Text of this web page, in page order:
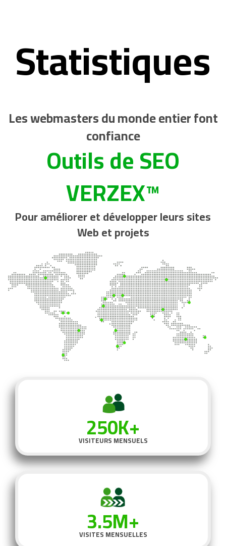
Statistiques
Les webmasters du monde entier font
confiance
Outils de SEO
VERZEX™
Pour améliorer et développer leurs sites
Web et projets
250K+
VISITEURS MENSUELS
3.5M+
VISITES MENSUELLES